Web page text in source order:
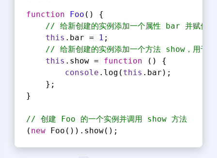
function Foo ( ) {
// 给新创建的实例添加一个属性 bar 并赋值
this .bar = 1 ;
// 给新创建的实例添加一个方法 show，用于
this .show = function ( ) {
console .log( this .bar);
    };
}
// 创建 Foo 的一个实例并调用 show 方法
( new Foo()).show();